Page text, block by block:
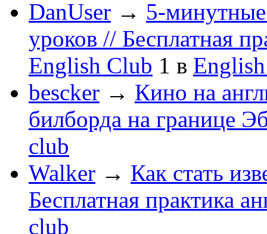
DanUser → 5-
уроков // Бесплатная
English Club 1 в
bescker → Кино на
билборда на границе
club
Walker → Как стать
Бесплатная практика
club